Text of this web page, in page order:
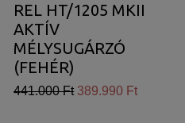
REL HT/1205 MKII
AKTÍV
MÉLYSUGÁRZÓ
(FEHÉR)
441.000 Ft 389.990 Ft